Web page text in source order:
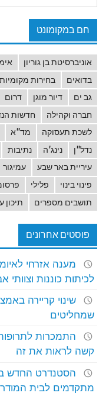
חם במקומונט
אוניברסיטת בן גוריון
בדואים
בחירות מקומיות
גב ים
דיור מוגן דרום
חברה וקהילה
חדשות
לשכת תעסוקה
מד"א
נדל"ן
נינג'ה נתיבות
עיריית באר שבע
עמיגור
פינוי בינוי
פלילי
תושבים מספרים
תיכון
פוסטים אחרונים
מענה אזרחי
לכיתות כוננות וצוותי
שינוי קריירה
שמחליטים
התמכרות
קשה לראות את זה
הסטנדרט החדש
מתקדמים לבית